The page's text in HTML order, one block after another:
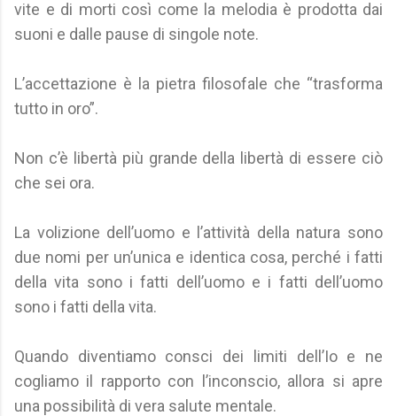
vite e di morti così come la melodia è prodotta dai
suoni e dalle pause di singole note.
L’accettazione è la pietra filosofale che “trasforma
tutto in oro”.
Non c’è libertà più grande della libertà di essere ciò
che sei ora.
La volizione dell’uomo e l’attività della natura sono
due nomi per un’unica e identica cosa, perché i fatti
della vita sono i fatti dell’uomo e i fatti dell’uomo
sono i fatti della vita.
Quando diventiamo consci dei limiti dell’Io e ne
cogliamo il rapporto con l’inconscio, allora si apre
una possibilità di vera salute mentale.